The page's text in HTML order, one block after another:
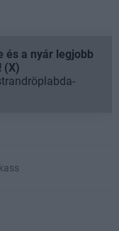
és a nyár legjobb
(X)